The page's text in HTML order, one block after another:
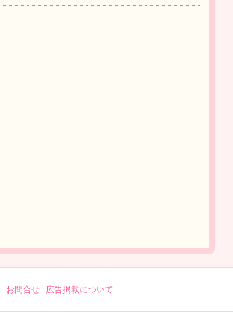
お問合せ 広告掲載について